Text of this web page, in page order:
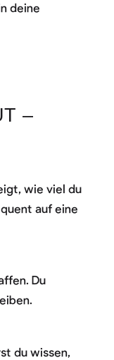
deine
–
wie viel du
auf eine
Du
du wissen,